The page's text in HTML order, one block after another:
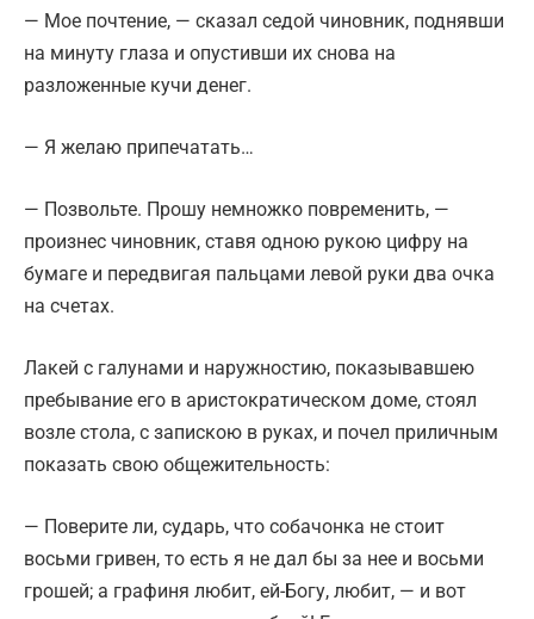
— Мое почтение, — сказал седой чиновник, поднявши
на минуту глаза и опустивши их снова на
разложенные кучи денег.
— Я желаю припечатать…
— Позвольте. Прошу немножко повременить, —
произнес чиновник, ставя одною рукою цифру на
бумаге и передвигая пальцами левой руки два очка
на счетах.
Лакей с галунами и наружностию, показывавшею
пребывание его в аристократическом доме, стоял
возле стола, с запискою в руках, и почел приличным
показать свою общежительность:
— Поверите ли, сударь, что собачонка не стоит
восьми гривен, то есть я не дал бы за нее и восьми
грошей; а графиня любит, ей-Богу, любит, — и вот